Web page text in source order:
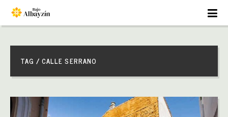
TAG / CALLE SERRANO